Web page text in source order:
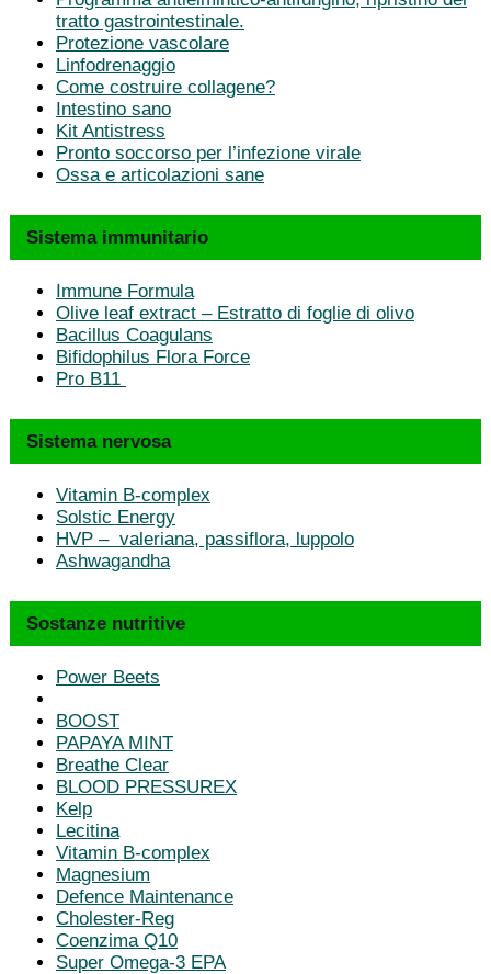
tratto gastrointestinale.
Protezione vascolare
Linfodrenaggio
Come costruire collagene?
Intestino sano
Kit Antistress
Pronto soccorso per l’infezione virale
Ossa e articolazioni sane
Sistema immunitario
Immune Formula
Olive leaf extract – Estratto di foglie di olivo
Bacillus Coagulans
Bifidophilus Flora Force
Pro B11
Sistema nervosa
Vitamin B-complex
Solstic Energy
HVP – valeriana, passiflora, luppolo
Ashwagandha
Sostanze nutritive
Power Beets
BOOST
PAPAYA MINT
Breathe Clear
BLOOD PRESSUREX
Kelp
Lecitina
Vitamin B-complex
Magnesium
Defence Maintenance
Cholester-Reg
Coenzima Q10
Super Omega-3 EPA